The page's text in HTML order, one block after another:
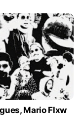
Mario Flxw